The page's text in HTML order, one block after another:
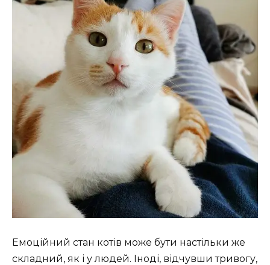
Емоційний стан котів може бути настільки же
складний, як і у людей. Іноді, відчувши тривогу,